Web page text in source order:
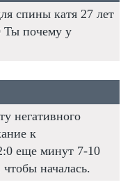
спины катя 27 лет
Ты почему у
негативного
к
еще минут 7-10
началась.